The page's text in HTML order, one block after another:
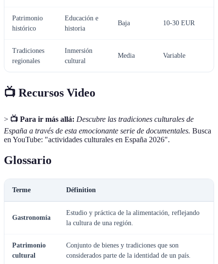
Patrimonio
histórico
Educación e
historia
Baja 10-30 EUR
Tradiciones
regionales
Inmersión
cultural
Media Variable
📺 Recursos Video
> 📺 Para ir más allá: Descubre las tradiciones culturales de
España a través de esta emocionante serie de documentales. Busca
en YouTube: "actividades culturales en España 2026".
Glossario
Terme Définition
Gastronomía
Estudio y práctica de la alimentación, reflejando
la cultura de una región.
Patrimonio
cultural
Conjunto de bienes y tradiciones que son
considerados parte de la identidad de un país.